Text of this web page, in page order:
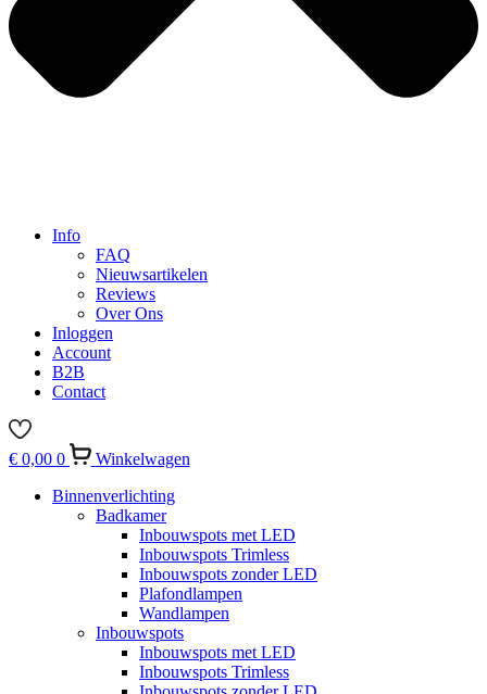
Info
FAQ
Nieuwsartikelen
Reviews
Over Ons
Inloggen
Account
B2B
Contact
€ 0,00 0
Winkelwagen
Binnenverlichting
Badkamer
Inbouwspots met LED
Inbouwspots Trimless
Inbouwspots zonder LED
Plafondlampen
Wandlampen
Inbouwspots
Inbouwspots met LED
Inbouwspots Trimless